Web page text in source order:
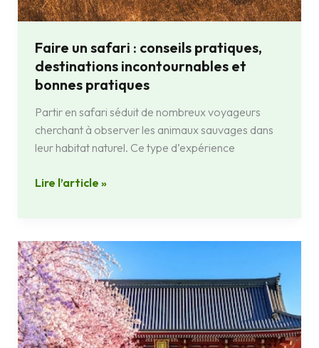
Faire un safari : conseils pratiques,
destinations incontournables et
bonnes pratiques
Partir en safari séduit de nombreux voyageurs
cherchant à observer les animaux sauvages dans
leur habitat naturel. Ce type d’expérience
Lire l’article »
2
semaines
au
japon
en
famille